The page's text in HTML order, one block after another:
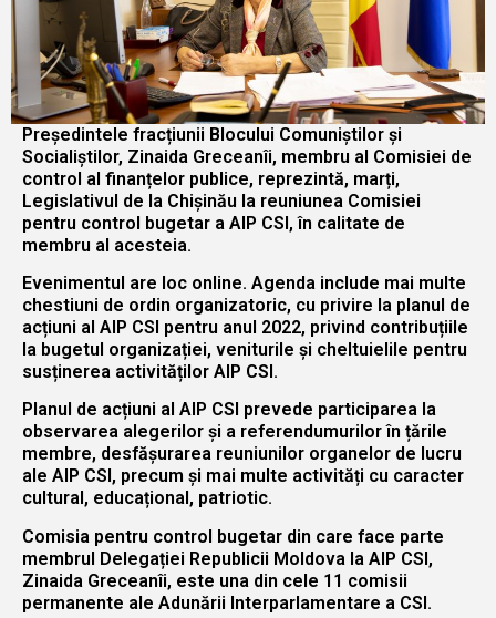
Președintele fracțiunii Blocului Comuniștilor și
Socialiștilor, Zinaida Greceanîi, membru al Comisiei de
control al finanțelor publice, reprezintă, marți,
Legislativul de la Chișinău la reuniunea Comisiei
pentru control bugetar a AIP CSI, în calitate de
membru al acesteia.
Evenimentul are loc online. Agenda include mai multe
chestiuni de ordin organizatoric, cu privire la planul de
acțiuni al AIP CSI pentru anul 2022, privind contribuțiile
la bugetul organizației, veniturile și cheltuielile pentru
susținerea activităților AIP CSI.
Planul de acțiuni al AIP CSI prevede participarea la
observarea alegerilor și a referendumurilor în țările
membre, desfășurarea reuniunilor organelor de lucru
ale AIP CSI, precum și mai multe activități cu caracter
cultural, educațional, patriotic.
Comisia pentru control bugetar din care face parte
membrul Delegației Republicii Moldova la AIP CSI,
Zinaida Greceanîi, este una din cele 11 comisii
permanente ale Adunării Interparlamentare a CSI.